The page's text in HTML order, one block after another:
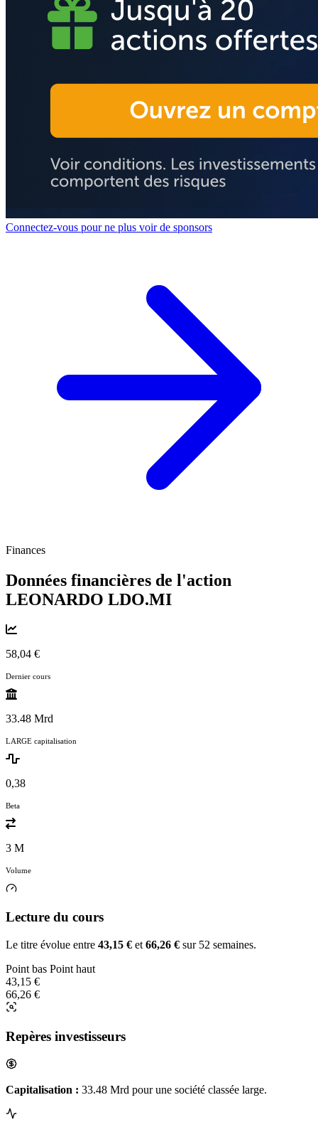
Connectez-vous pour ne plus voir de sponsors
Finances
Données financières de l'action
LEONARDO LDO.MI
58,04 €
Dernier cours
33.48 Mrd
LARGE capitalisation
0,38
Beta
3 M
Volume
Lecture du cours
Le titre évolue entre 43,15 € et 66,26 € sur 52 semaines.
Point bas Point haut
43,15 €
66,26 €
Repères investisseurs
Capitalisation : 33.48 Mrd pour une société classée large.